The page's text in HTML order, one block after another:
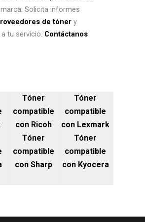
Solicita informes
de tóner y
tu servicio. Contáctanos
Tóner
compatible
con Ricoh
Tóner
compatible
con Lexmark
Tóner
compatible
con Sharp
Tóner
compatible
con Kyocera